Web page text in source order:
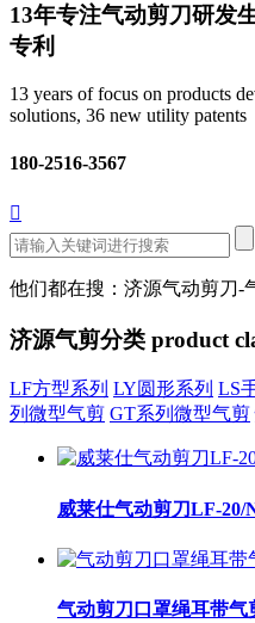
13年专注气动剪刀研发
专利
13 years of focus on products
solutions, 36 new utility patents
180-2516-3567

他们都在搜：济源气动剪刀-
济源气剪分类 product
LF方型系列 LY圆形系列 LS
列微型气剪 GT系列微型气剪
威莱仕气动剪刀LF-20/
气动剪刀口罩绳耳带气